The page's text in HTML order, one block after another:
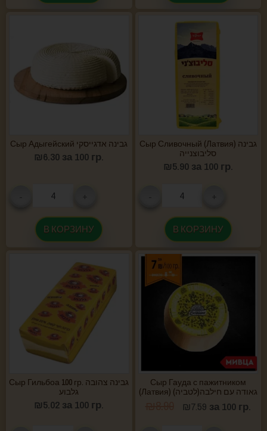
Сыр Адыгейский גבינה אדגייסקי
₪6.30 за 100 гр.
В КОРЗИНУ
Сыр Сливочный (Латвия) גבינה
סליבוצנייה
₪5.90 за 100 гр.
В КОРЗИНУ
Сыр Гильбоа 100 гр. גבינה צהובה
גלבוע
₪5.02 за 100 гр.
Сыр Гауда с пажитником
(Латвия) גאודה עם חילבה(לטביה)
₪7.59 за 100 гр.